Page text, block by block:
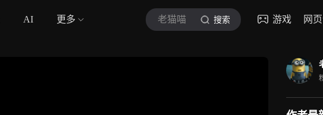
AI 更多 老猫喵 搜索 游戏 网